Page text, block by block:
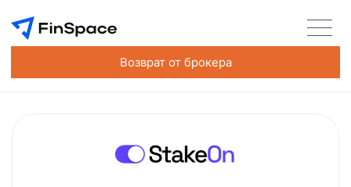
Возврат от брокера